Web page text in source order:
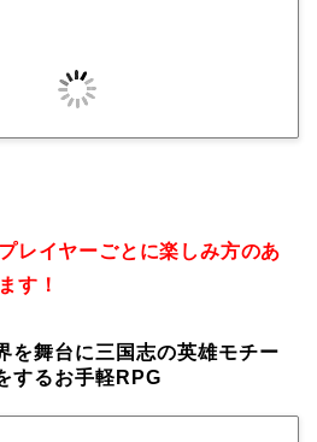
レイヤーごとに楽しみ方のあ
す！
を舞台に三国志の英雄モチー
するお手軽RPG